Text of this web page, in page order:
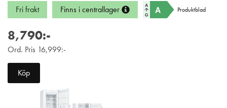
Fri frakt Finns i centrallager Produktblad
8,790:-
Ord. Pris 16,999:-
Köp